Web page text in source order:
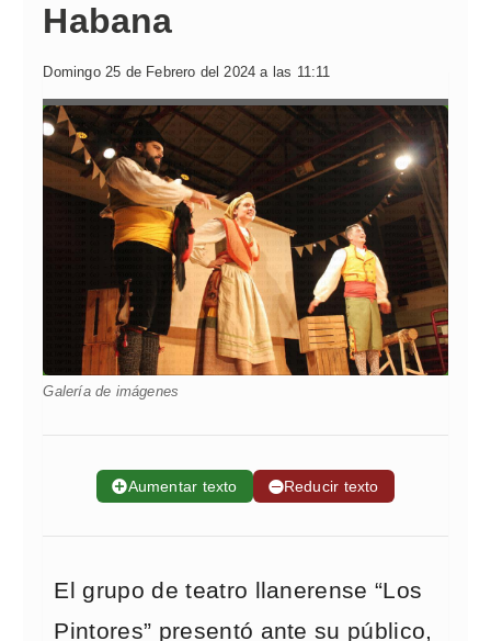
Habana
Domingo 25 de Febrero del 2024 a las 11:11
Galería de imágenes
➕Aumentar texto ➖Reducir texto
El grupo de teatro llanerense “Los
Pintores” presentó ante su público,